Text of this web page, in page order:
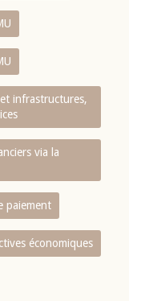
infrastructures,
via la
paiement
économiques